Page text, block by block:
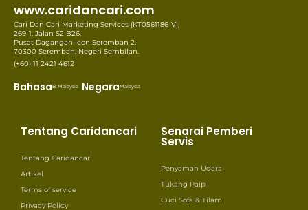
www.caridancari.com
Cari Dan Cari Marketing Services (KT0561186-V),
269-1, Jalan S2 B26,
Pusat Dagangan Icon Seremban 2,
70300 Seremban, Negeri Sembilan.
(+60) 11 2421 4612
BahasaB. Malaysia NegaraMalaysia
Tentang Caridancari
Tentang Caridancari
Artikel
Terms of service
Privacy Policy
Senarai Pemberi
Servis
Penyaman Udara
Tukang Paip
Cuci Sofa & Tilam